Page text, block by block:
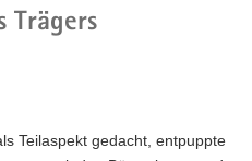
Trägers
Teilaspekt gedacht, entpuppte